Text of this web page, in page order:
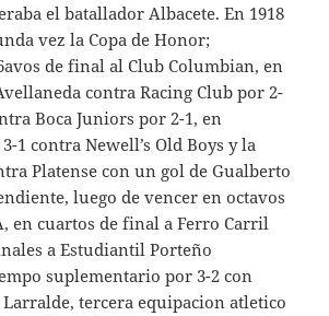
el batallador Albacete. En 1918
vez la Copa de Honor;
de final al Club Columbian, en
contra Racing Club por 2-
Boca Juniors por 2-1, en
1 contra Newell’s Old Boys y la
Platense con un gol de Gualberto
luego de vencer en octavos
en cuartos de final a Ferro Carril
a Estudiantil Porteño
suplementario por 3-2 con
tercera equipacion atletico